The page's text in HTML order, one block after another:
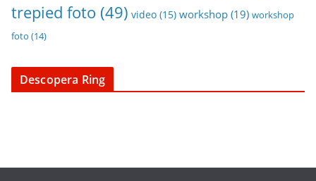
trepied foto (49) video (15) workshop (19) workshop
foto (14)
Descopera Ring